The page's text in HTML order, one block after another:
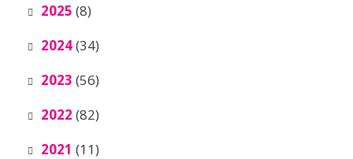
2025 (8)
2024(34)
2023 (56)
2022 (82)
2021 (11)